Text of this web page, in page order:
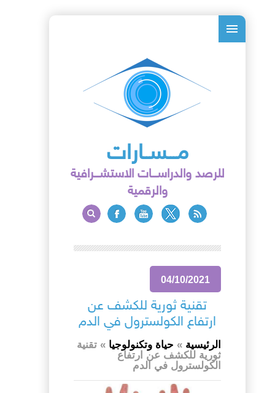
مـــســارات
للرصد والدراســـات الاستشـــرافية
والرقمية
04/10/2021
تقنية ثورية للكشف عن
ارتفاع الكولسترول في الدم
الرئيسية » حياة وتكنولوجيا » تقنية
ثورية للكشف عن ارتفاع
الكولسترول في الدم